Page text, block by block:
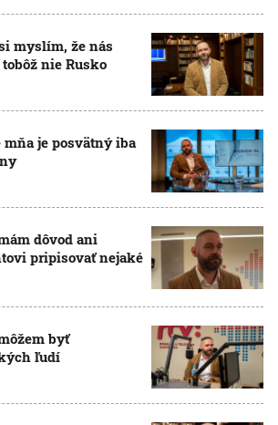
myslím, že nás
nie Rusko
je posvätný iba
dôvod ani
pripisovať nejaké
byť
ľudí